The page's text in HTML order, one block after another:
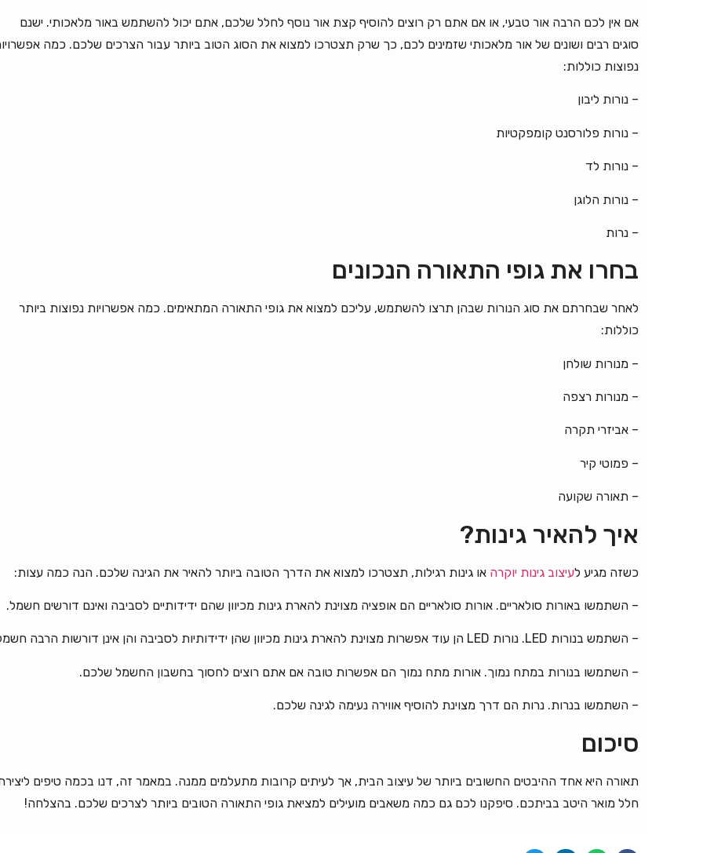
אם אין לכם הרבה אור טבעי, או אם אתם רק רוצים להוסיף קצת אור נוסף לחלל שלכם, אתם יכול להשתמש באור מלאכותי. ישנם
סוגים רבים ושונים של אור מלאכותי שזמינים לכם, כך שרק תצטרכו למצוא את הסוג הטוב ביותר עבור הצרכים שלכם. כמה
נפוצות כוללות:
– נורות ליבון
– נורות פלורסנט קומפקטיות
– נורות לד
– נורות הלוגן
– נרות
בחרו את גופי התאורה הנכונים
לאחר שבחרתם את סוג הנורות שבהן תרצו להשתמש, עליכם למצוא את גופי התאורה המתאימים. כמה אפשרויות נפוצות ביותר
כוללות:
– מנורות שולחן
– מנורות רצפה
– אביזרי תקרה
– פמוטי קיר
– תאורה שקועה
איך להאיר גינות?
כשזה מגיע לעיצוב גינות יוקרה או גינות רגילות, תצטרכו למצוא את הדרך הטובה ביותר להאיר את הגינה שלכם. הנה כמה עצות:
– השתמשו באורות סולאריים. אורות סולאריים הם אופציה מצוינת להארת גינות מכיוון שהם ידידותיים לסביבה ואינם דורשים חשמל.
– השתמש בנורות LED. נורות LED הן עוד אפשרות מצוינת להארת גינות מכיוון שהן ידידותיות לסביבה והן אינן דורשות הרבה חשמל.
– השתמשו בנורות במתח נמוך. אורות מתח נמוך הם אפשרות טובה אם אתם רוצים לחסוך בחשבון החשמל שלכם.
– השתמשו בנרות. נרות הם דרך מצוינת להוסיף אווירה נעימה לגינה שלכם.
סיכום
תאורה היא אחד ההיבטים החשובים ביותר של עיצוב הבית, אך לעיתים קרובות מתעלמים ממנה. במאמר זה, דנו בכמה טיפים
חלל מואר היטב בביתכם. סיפקנו לכם גם כמה משאבים מועילים למציאת גופי התאורה הטובים ביותר לצרכים שלכם. בהצלחה!